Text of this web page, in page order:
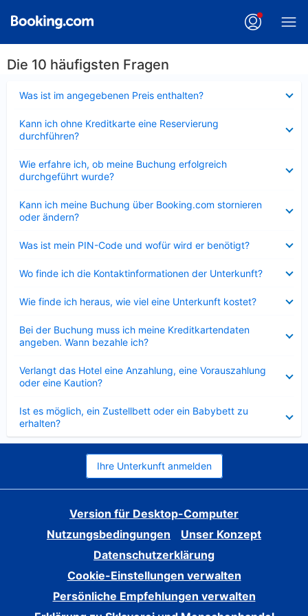
Die 10 häufigsten Fragen
Was ist im angegebenen Preis enthalten?
Kann ich ohne Kreditkarte eine Reservierung
durchführen?
Wie erfahre ich, ob meine Buchung erfolgreich
durchgeführt wurde?
Kann ich meine Buchung über Booking.com stornieren
oder ändern?
Was ist mein PIN-Code und wofür wird er benötigt?
Wo finde ich die Kontaktinformationen der Unterkunft?
Wie finde ich heraus, wie viel eine Unterkunft kostet?
Bei der Buchung muss ich meine Kreditkartendaten
angeben. Wann bezahle ich?
Verlangt das Hotel eine Anzahlung, eine Vorauszahlung
oder eine Kaution?
Ist es möglich, ein Zustellbett oder ein Babybett zu
erhalten?
Ihre Unterkunft anmelden
Version für Desktop-Computer
Nutzungsbedingungen
Unser Konzept
Datenschutzerklärung
Cookie-Einstellungen verwalten
Persönliche Empfehlungen verwalten